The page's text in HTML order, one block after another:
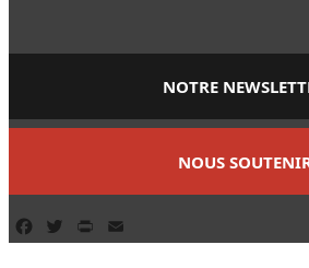
NOTRE
NOUS
Facebook
TwitterPrintFriendly